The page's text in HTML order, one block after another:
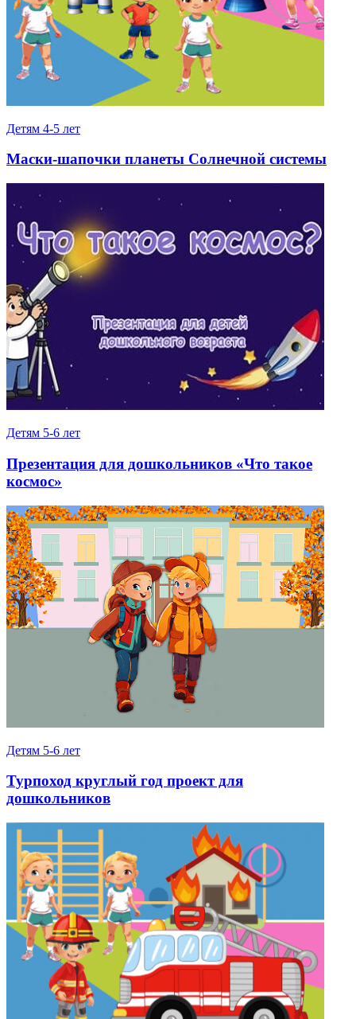
Детям 4-5 лет
Маски-шапочки планеты Солнечной системы
Детям 5-6 лет
Презентация для дошкольников «Что такое
космос»
Детям 5-6 лет
Турпоход круглый год проект для
дошкольников